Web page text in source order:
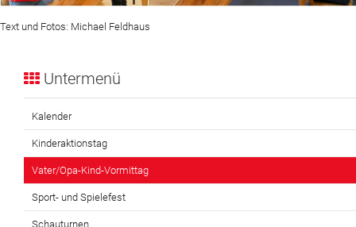
Text und Fotos: Michael Feldhaus
Untermenü
Kalender
Kinderaktionstag
Vater/Opa-Kind-Vormittag
Sport- und Spielefest
Schauturnen